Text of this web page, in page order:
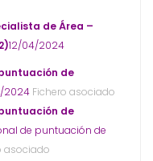
de Área –
12/04/2024
de
2024 Fichero asociado
de
de puntuación de
asociado